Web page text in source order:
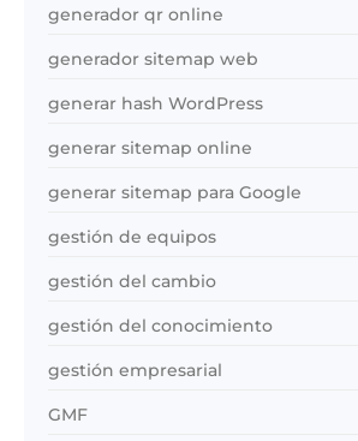
generador qr online
generador sitemap web
generar hash WordPress
generar sitemap online
generar sitemap para Google
gestión de equipos
gestión del cambio
gestión del conocimiento
gestión empresarial
GMF